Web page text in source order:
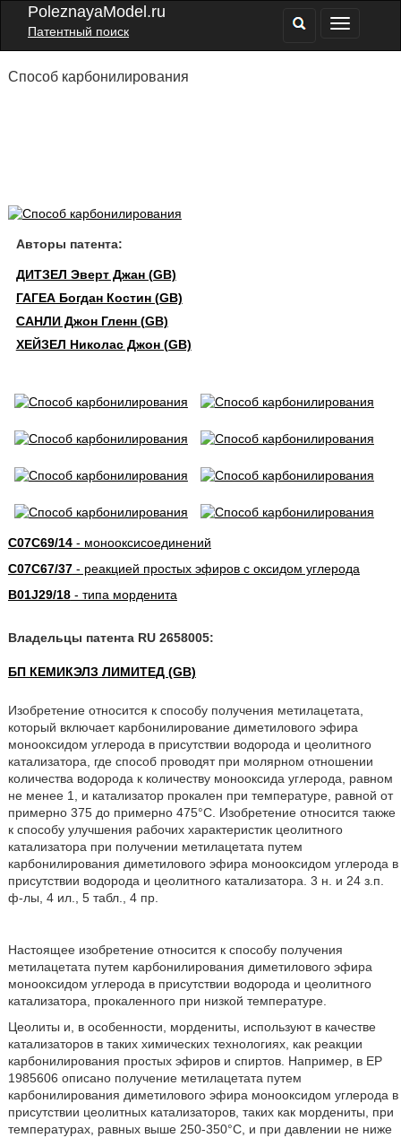
PoleznayaModel.ru
Патентный поиск
Способ карбонилирования
Авторы патента:
ДИТЗЕЛ Эверт Джан (GB)
ГАГЕА Богдан Костин (GB)
САНЛИ Джон Гленн (GB)
ХЕЙЗЕЛ Николас Джон (GB)
C07C69/14- монооксисоединений
C07C67/37- реакцией простых эфиров с оксидом углерода
B01J29/18- типа морденита
Владельцы патента RU 2658005:
БП КЕМИКЭЛЗ ЛИМИТЕД (GB)
Изобретение относится к способу получения метилацетата,
который включает карбонилирование диметилового эфира
монооксидом углерода в присутствии водорода и цеолитного
катализатора, где способ проводят при молярном отношении
количества водорода к количеству монооксида углерода, равном
не менее 1, и катализатор прокален при температуре, равной от
примерно 375 до примерно 475°C. Изобретение относится также
к способу улучшения рабочих характеристик цеолитного
катализатора при получении метилацетата путем
карбонилирования диметилового эфира монооксидом углерода в
присутствии водорода и цеолитного катализатора. 3 н. и 24 з.п.
ф-лы, 4 ил., 5 табл., 4 пр.
Настоящее изобретение относится к способу получения
метилацетата путем карбонилирования диметилового эфира
монооксидом углерода в присутствии водорода и цеолитного
катализатора, прокаленного при низкой температуре.
Цеолиты и, в особенности, мордениты, используют в качестве
катализаторов в таких химических технологиях, как реакции
карбонилирования простых эфиров и спиртов. Например, в ЕР
1985606 описано получение метилацетата путем
карбонилирования диметилового эфира монооксидом углерода в
присутствии цеолитных катализаторов, таких как мордениты, при
температурах, равных выше 250-350°С, и при давлении не ниже